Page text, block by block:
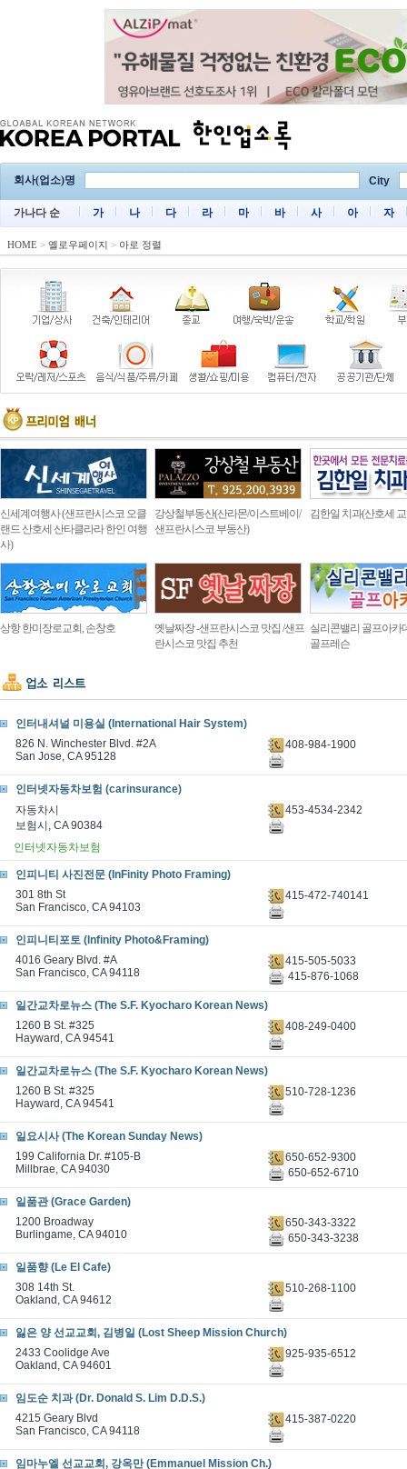
회사(업소)명 City
가나다 순 가 나 다 라 마 바 사 아 자
HOME > 옐로우페이지 > 아로 정렬
신세계여행사 (샌프란시스코 오클
랜드 산호세 산타클라라 한인 여행
사)
강상철부동산(산라몬/이스트베이/
샌프란시스코 부동산)
김한일 치과(산호세
상항 한미장로교회, 손창호
옛날짜장 -샌프란시스코 맛집 /샌프
란시스코 맛집 추천
실리콘밸리 골프아카
골프레슨
인터내셔널 미용실 (International Hair System)
826 N. Winchester Blvd. #2A
San Jose, CA 95128
408-984-1900
인터넷자동차보험 (carinsurance)
자동차시
보험시, CA 90384
453-4534-2342
인터넷자동차보험
인피니티 사진전문 (InFinity Photo Framing)
301 8th St
San Francisco, CA 94103
415-472-740141
인피니티포토 (Infinity Photo&Framing)
4016 Geary Blvd. #A
San Francisco, CA 94118
415-505-5033
415-876-1068
일간교차로뉴스 (The S.F. Kyocharo Korean News)
1260 B St. #325
Hayward, CA 94541
408-249-0400
일간교차로뉴스 (The S.F. Kyocharo Korean News)
1260 B St. #325
Hayward, CA 94541
510-728-1236
일요시사 (The Korean Sunday News)
199 California Dr. #105-B
Millbrae, CA 94030
650-652-9300
650-652-6710
일품관 (Grace Garden)
1200 Broadway
Burlingame, CA 94010
650-343-3322
650-343-3238
일품향 (Le El Cafe)
308 14th St.
Oakland, CA 94612
510-268-1100
잃은 양 선교교회, 김병일 (Lost Sheep Mission Church)
2433 Coolidge Ave
Oakland, CA 94601
925-935-6512
임도순 치과 (Dr. Donald S. Lim D.D.S.)
4215 Geary Blvd
San Francisco, CA 94118
415-387-0220
임마누엘 선교교회, 강옥만 (Emmanuel Mission Ch.)